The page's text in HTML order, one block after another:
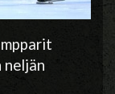
neljän